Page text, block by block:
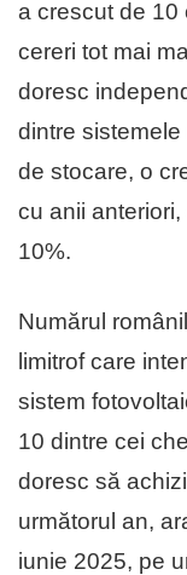
a crescut de 10
cereri tot mai
doresc
dintre
de stocare, o
cu anii
10%.
Numărul
limitrof care
sistem
10 dintre cei
doresc să
următorul an,
iunie 2025, pe